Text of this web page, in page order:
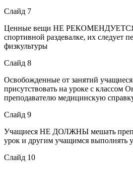
Слайд 7
Ценные вещи НЕ РЕКОМЕНДУЕТСЯ
спортивной раздевалке, их следует
физкультуры
Слайд 8
Освобожденные от занятий
присутствовать на уроке с
преподавателю медицинскую
Слайд 9
Учащиеся НЕ ДОЛЖНЫ мешать
урок и другим учащимся выполнять
Слайд 10